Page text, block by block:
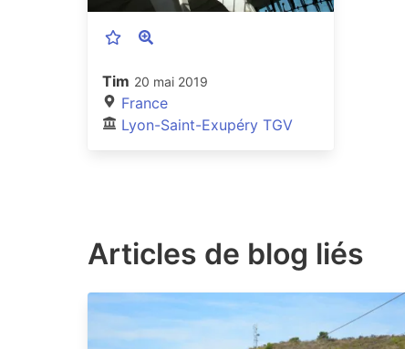
Tim 20 mai 2019
France
Lyon-Saint-Exupéry TGV
Articles de blog liés